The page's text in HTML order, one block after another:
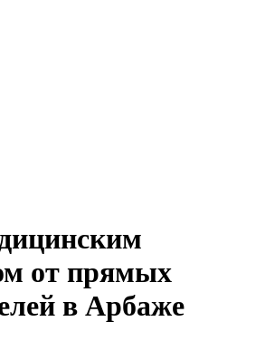
от прямых
в Арбаже